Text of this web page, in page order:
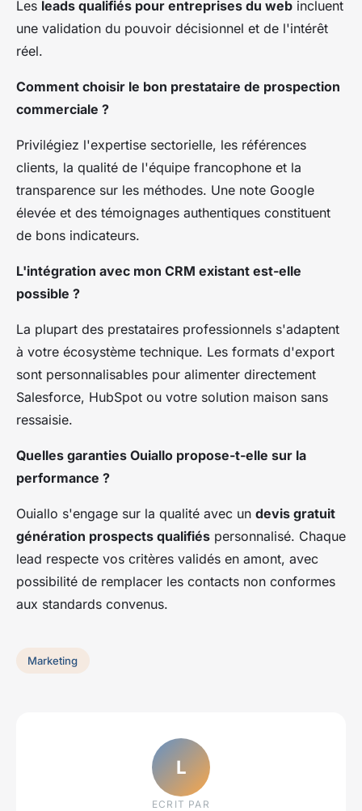
Les leads qualifiés pour entreprises du web incluent
une validation du pouvoir décisionnel et de l'intérêt
réel.
Comment choisir le bon prestataire de prospection
commerciale ?
Privilégiez l'expertise sectorielle, les références
clients, la qualité de l'équipe francophone et la
transparence sur les méthodes. Une note Google
élevée et des témoignages authentiques constituent
de bons indicateurs.
L'intégration avec mon CRM existant est-elle
possible ?
La plupart des prestataires professionnels s'adaptent
à votre écosystème technique. Les formats d'export
sont personnalisables pour alimenter directement
Salesforce, HubSpot ou votre solution maison sans
ressaisie.
Quelles garanties Ouiallo propose-t-elle sur la
performance ?
Ouiallo s'engage sur la qualité avec un devis gratuit
génération prospects qualifiés personnalisé. Chaque
lead respecte vos critères validés en amont, avec
possibilité de remplacer les contacts non conformes
aux standards convenus.
Marketing
L
ECRIT PAR